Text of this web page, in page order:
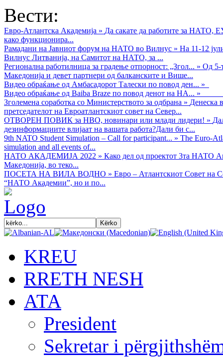
Вести:
Евро-Атлантска Академија » Да сакате да работите за НАТО,
како функционира...
Рамадани на Јавниот форум на НАТО во Вилнус » На 11-12
Вилнус Литванија, на Самитот на НАТО, за ...
Регионална работилница за градење отпорност: „Згол... » Од 5-
Македонија и девет партнери од балканските и Више...
Видео обраќањe од Амбасадорот Талески по повод ден... »
Видео обраќање од Baiba Braze по повод денот на НА... »
Зголемена соработка со Министерството за одбрана » Денеска
претседателот на Евроатлантскиот совет на Север...
ОТВОРЕН ПОВИК за НВО, новинари или млади лидери! »
дезинформациите влијаат на вашата работа?Дали би с...
9th NATO Student Simulation – Call for participant... » The Euro-
simulation and all events of...
НАТО АКАДЕМИЈА 2022 » Како дел од проектот 3та НАТО
Македонија, во теко...
ПОСЕТА НА ВИЛА ВОДНО » Евро – Атлантскиот Совет на
“НАТО Академии”, но и по...
KREU
RRETH NESH
АТА
President
Sekretar i